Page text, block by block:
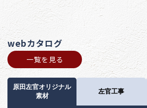
webカタログ
一覧を見る
原田左官オリジナル
素材
左官工事